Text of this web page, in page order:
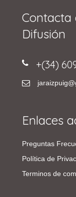
Contacta
Difusión
+(34)
Enlaces
Preguntas
Política de
Terminos de